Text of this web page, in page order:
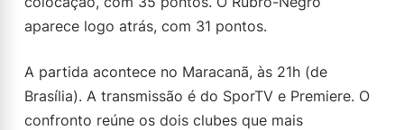
aparece logo atrás, com 31 pontos.
A partida acontece no Maracanã, às 21h (de
Brasília). A transmissão é do SporTV e Premiere. O
confronto reúne os dois clubes que mais